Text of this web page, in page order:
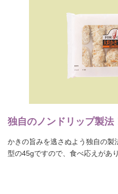
独自のノンドリップ製法
かきの旨みを逃さぬよう独自の
型の45gですので、食べ応えがあ